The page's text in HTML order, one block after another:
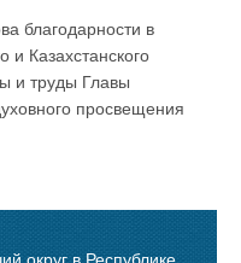
благодарности в
и Казахстанского
и труды Главы
просвещения